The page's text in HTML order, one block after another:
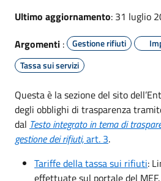
Ultimo aggiornamento: 31 luglio
Argomenti : Gestione rifiuti
Tassa sui servizi
Questa è la sezione del sito
degli obblighi di trasparenza
dal Testo integrato in tema di
gestione dei rifiuti,art. 3.
Tariffe della tassa sui rifiuti:
effettuate sul portale del